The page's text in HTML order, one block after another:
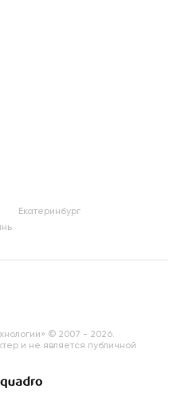
Екатеринбург
© 2007 - 2026.
и не является публичной